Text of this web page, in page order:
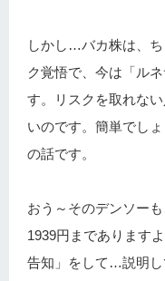
しかし…バカ株は、
ク覚悟で、今は「ル
す。リスクを取れな
いのです。簡単でし
の話です。
おう～そのデンソー
1939円まであります
告知」をして…説明し